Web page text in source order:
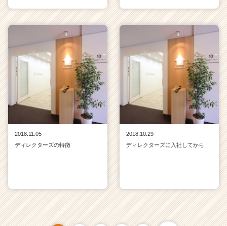
2018.11.05
ディレクターズの特徴
2018.10.29
ディレクターズに入社してから